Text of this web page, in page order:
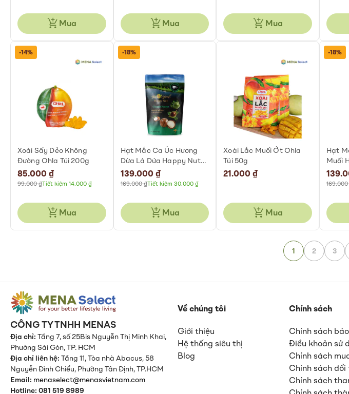
Mua Mua Mua
-14%
Xoài Sấy Dẻo Không
Đường Ohla Túi 200g
Special
Price
85.000 ₫
99.000 ₫Tiết kiệm 14.000 ₫
Mua
-18%
Hạt Mắc Ca Úc Hương
Dừa Lá Dứa Happy Nut
Gói 225gr
Special
Price
139.000 ₫
169.000 ₫Tiết kiệm 30.000 ₫
Mua
Xoài Lắc Muối Ớt Ohla
Túi 50g
21.000 ₫
Mua
-18%
Hạt
Muối
225gr
Special
Price
1 2 3
CÔNG TY TNHH MENAS
Địa chỉ:Tầng 7, số 25Bis Nguyễn Thị Minh Khai,
Phường Sài Gòn, TP. HCM
Địa chỉ liên hệ:Tầng 11, Tòa nhà Abacus, 58
Nguyễn Đình Chiểu,Phường Tân Định,TP.HCM
Email: menaselect@menasvietnam.com
Hotline: 081 519 8989
Về chúng tôi
Giới thiệu
Hệ thống siêu thị
Blog
Chính sách
Chính sách
Điều khoản sử
Chính sách
Chính sách
Chính sách